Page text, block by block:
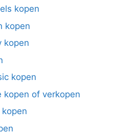
kopen
kopen
kopen
kopen
kopen of verkopen